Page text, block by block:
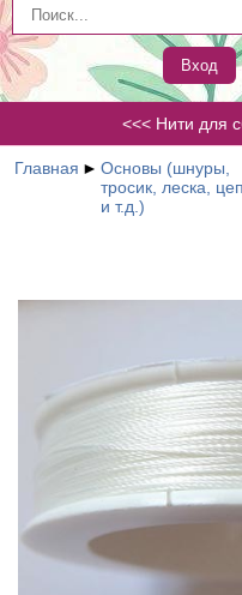
Вход
<<< Нити для
Главная ► Основы (шнуры,
тросик, леска,
и т.д.)